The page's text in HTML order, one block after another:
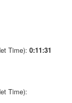
Time): 0:11:31
Time):